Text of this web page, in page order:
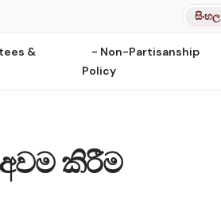
සිංහල
&
- Non-Partisanship
Policy
කිරීම